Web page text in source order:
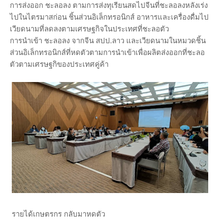
การส่งออก ชะลอลง ตามการส่งทุเรียนสดไปจีนที่ชะลอลงหลังเร่ง
ไปในไตรมาสก่อน ชิ้นส่วนอิเล็กทรอนิกส์ อาหารและเครื่องดื่มไป
เวียดนามที่ลดลงตามเศรษฐกิจในประเทศที่ชะลอตัว
การนำเข้า ชะลอลง จากจีน สปป.ลาว และเวียดนามในหมวดชิ้น
ส่วนอิเล็กทรอนิกส์ที่หดตัวตามการนำเข้าเพื่อผลิตส่งออกที่ชะลอ
ตัวตามเศรษฐกิของประเทศคู่ค้า
รายได้เกษตรกร กลับมาหดตัว